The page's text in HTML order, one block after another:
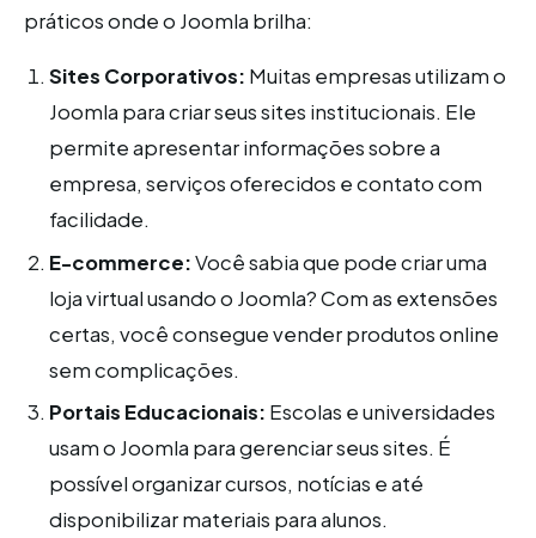
práticos onde o Joomla brilha:
Sites Corporativos: Muitas empresas utilizam o
Joomla para criar seus sites institucionais. Ele
permite apresentar informações sobre a
empresa, serviços oferecidos e contato com
facilidade.
E-commerce:Você sabia que pode criar uma
loja virtual usando o Joomla? Com as extensões
certas, você consegue vender produtos online
sem complicações.
Portais Educacionais: Escolas e universidades
usam o Joomla para gerenciar seus sites. É
possível organizar cursos, notícias e até
disponibilizar materiais para alunos.